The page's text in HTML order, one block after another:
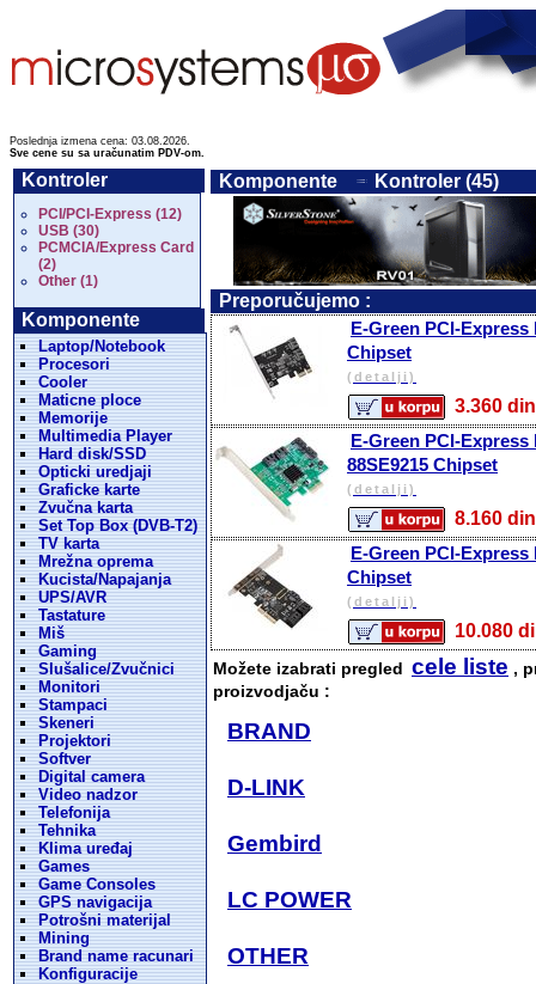
Poslednja izmena cena: 03.08.2026.
Sve cene su sa uračunatim PDV-om.
Kontroler
PCI/PCI-Express (12)
USB (30)
PCMCIA/Express Card
(2)
Other (1)
Komponente
Laptop/Notebook
Procesori
Cooler
Maticne ploce
Memorije
Multimedia Player
Hard disk/SSD
Opticki uredjaji
Graficke karte
Zvučna karta
Set Top Box (DVB-T2)
TV karta
Mrežna oprema
Kucista/Napajanja
UPS/AVR
Tastature
Miš
Gaming
Slušalice/Zvučnici
Monitori
Stampaci
Skeneri
Projektori
Softver
Digital camera
Video nadzor
Telefonija
Tehnika
Klima uređaj
Games
Game Consoles
GPS navigacija
Potrošni materijal
Mining
Brand name racunari
Konfiguracije
Komponente Kontroler (45)
Preporučujemo :
E-Green PCI-
Chipset
(detalji)
3.360
E-Green PCI-
88SE9215 Chipset
(detalji)
8.160
E-Green PCI-
Chipset
(detalji)
Možete izabrati pregled cele liste ,
proizvodjaču :
BRAND
D-LINK
Gembird
LC POWER
OTHER